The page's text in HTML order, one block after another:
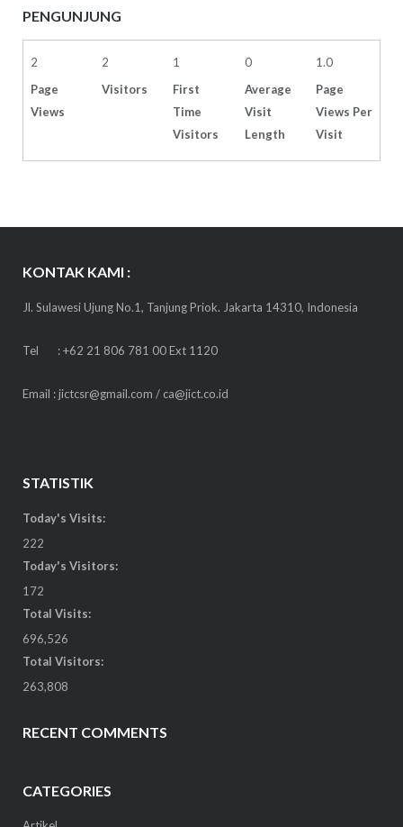
PENGUNJUNG
2
Page
Views
2
Visitors
1
First
Time
Visitors
0
Average
Visit
Length
1.0
Page
Views Per
Visit
KONTAK KAMI :
Jl. Sulawesi Ujung No.1, Tanjung Priok. Jakarta 14310, Indonesia
Tel : +62 21 806 781 00 Ext 1120
Email : jictcsr@gmail.com / ca@jict.co.id
STATISTIK
Today's Visits:
222
Today's Visitors:
172
Total Visits:
696,526
Total Visitors:
263,808
RECENT COMMENTS
CATEGORIES